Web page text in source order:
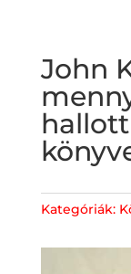
John
Kategóriák: